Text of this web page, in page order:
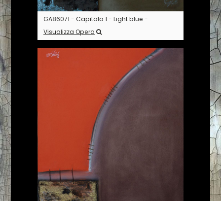
GA86071 - Capitolo 1 - Light blue -
Visualizza Opera